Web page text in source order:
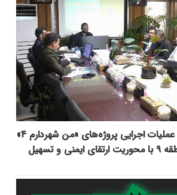
تداوم عملیات اجرایی پروژه‌های «من شهردارم ۴»
در منطقه ۹ با محوریت ارتقای ایمنی و تسهیل